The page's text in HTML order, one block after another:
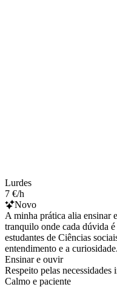
Lurdes
7 €/h
Novo
A minha prática alia ensinar
tranquilo onde cada dúvida
estudantes de Ciências
entendimento e a curiosidade.
Ensinar e ouvir
Respeito pelas necessidades
Calmo e paciente